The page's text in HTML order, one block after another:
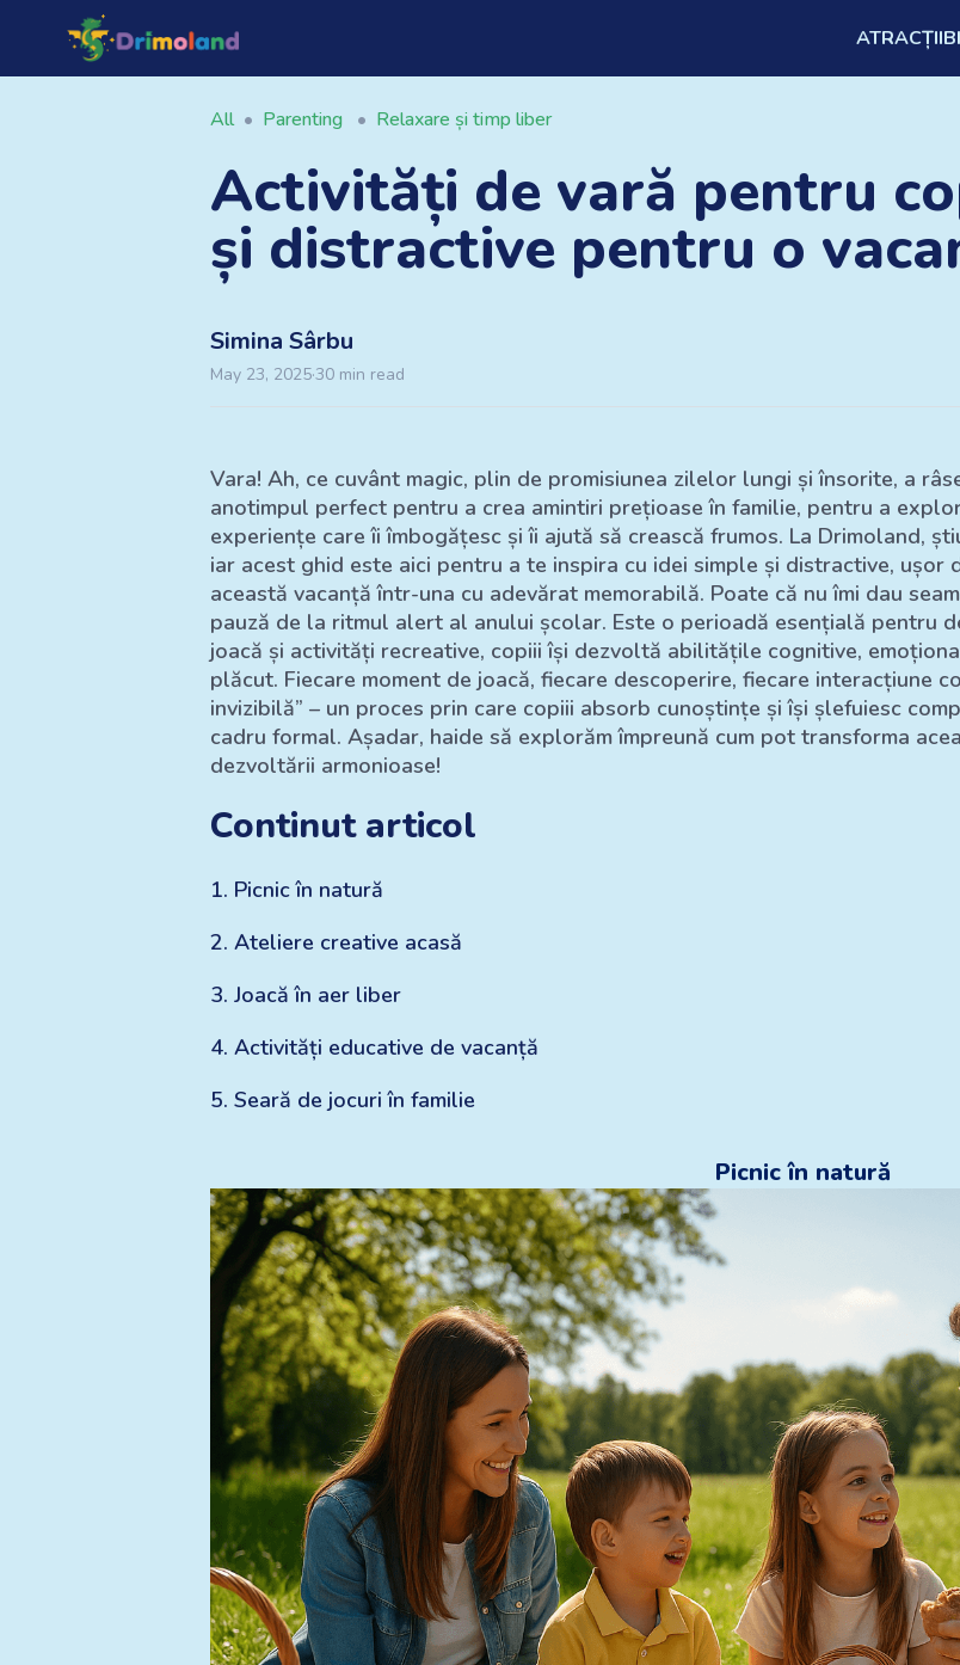
ATRACȚII
All • Parenting • Relaxare și timp liber
Activități de vară pentru
și distractive pentru o
Simina Sârbu
May 23, 2025·30 min read
Vara! Ah, ce cuvânt magic, plin de promisiunea zilelor lungi și însorite, a
anotimpul perfect pentru a crea amintiri prețioase în familie, pentru a
experiențe care îi îmbogățesc și îi ajută să crească frumos. La Drimoland,
iar acest ghid este aici pentru a te inspira cu idei simple și distractive, ușor
această vacanță într-una cu adevărat memorabilă. Poate că nu îmi dau
pauză de la ritmul alert al anului școlar. Este o perioadă esențială pentru
joacă și activități recreative, copiii își dezvoltă abilitățile cognitive,
plăcut. Fiecare moment de joacă, fiecare descoperire, fiecare interacțiune
invizibilă” – un proces prin care copiii absorb cunoștințe și își șlefuiesc
cadru formal. Așadar, haide să explorăm împreună cum pot transforma
dezvoltării armonioase!
Continut articol
1. Picnic în natură
2. Ateliere creative acasă
3. Joacă în aer liber
4. Activități educative de vacanță
5. Seară de jocuri în familie
Picnic în natură